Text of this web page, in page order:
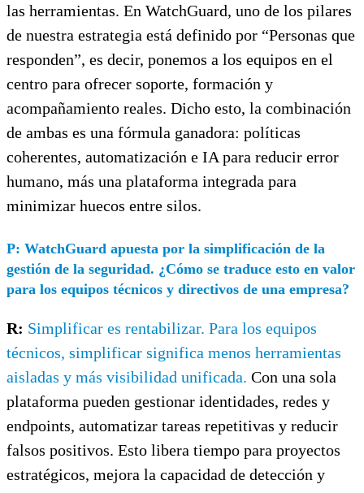
las herramientas. En WatchGuard, uno de los pilares
de nuestra estrategia está definido por “Personas que
responden”, es decir, ponemos a los equipos en el
centro para ofrecer soporte, formación y
acompañamiento reales. Dicho esto, la combinación
de ambas es una fórmula ganadora: políticas
coherentes, automatización e IA para reducir error
humano, más una plataforma integrada para
minimizar huecos entre silos.
P: WatchGuard apuesta por la simplificación de la
gestión de la seguridad. ¿Cómo se traduce esto en valor
para los equipos técnicos y directivos de una empresa?
R: Simplificar es rentabilizar. Para los equipos
técnicos, simplificar significa menos herramientas
aisladas y más visibilidad unificada. Con una sola
plataforma pueden gestionar identidades, redes y
endpoints, automatizar tareas repetitivas y reducir
falsos positivos. Esto libera tiempo para proyectos
estratégicos, mejora la capacidad de detección y